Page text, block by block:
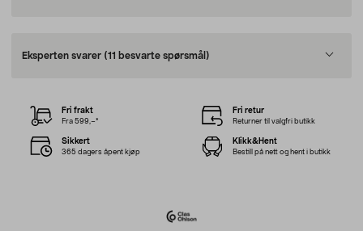
Eksperten svarer (11 besvarte spørsmål)
Fri frakt
Fra 599,–*
Fri retur
Returner til valgfri butikk
Sikkert
365 dagers åpent kjøp
Klikk&Hent
Bestill på nett og hent i butikk